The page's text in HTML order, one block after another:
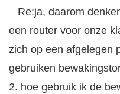
Re:ja, daarom
een ​​router voor onze
zich op een afgelegen
gebruiken
2. hoe gebruik ik de